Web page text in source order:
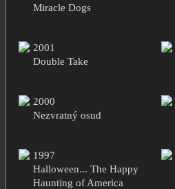
Miracle Dogs
2001
Double Take
2000
Nezvratný osud
1997
Halloween... The Happy
Haunting of America